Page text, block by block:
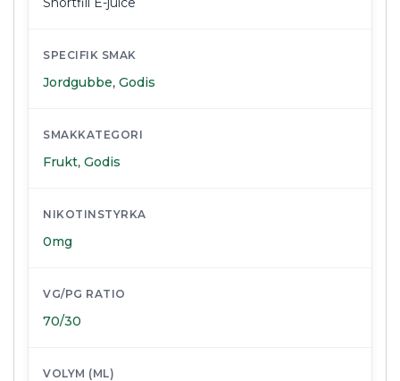
SPECIFIK SMAK
Jordgubbe, Godis
SMAKKATEGORI
Frukt, Godis
NIKOTINSTYRKA
0mg
VG/PG RATIO
70/30
VOLYM (ML)